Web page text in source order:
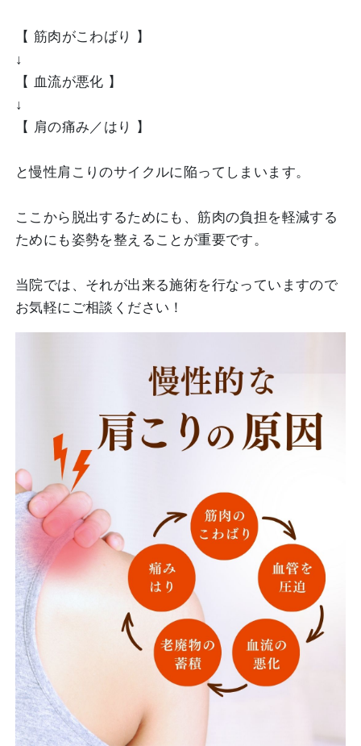
【 筋肉がこわばり 】
↓
【 血流が悪化 】
↓
【 肩の痛み／はり 】
と慢性肩こりのサイクルに陥ってしまいます。
ここから脱出するためにも、筋肉の負担を軽減する
ためにも姿勢を整えることが重要です。
当院では、それが出来る施術を行なっていますので
お気軽にご相談ください！